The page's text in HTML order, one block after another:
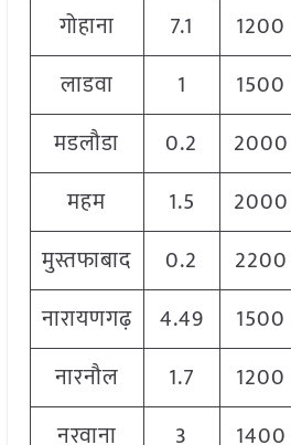
गोहाना 7.1 1200
लाडवा
1 1500
मडलौडा
0.2 2000
महम
1.5 2000
मुस्तफाबाद
0.2 2200
नारायणगढ़
4.49 1500
नारनौल
1.7 1200
नरवाना
3 1400